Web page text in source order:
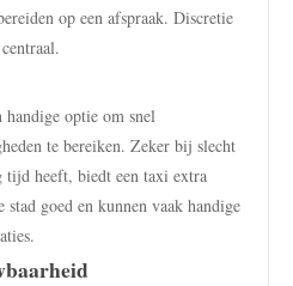
op een afspraak. Discretie
optie om snel
te bereiken. Zeker bij slecht
heeft, biedt een taxi extra
stad goed en kunnen vaak handige